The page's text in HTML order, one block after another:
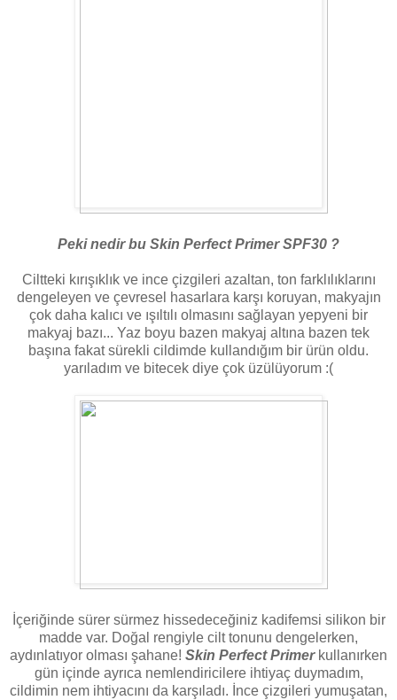
Peki nedir bu Skin Perfect Primer SPF30 ?
Ciltteki kırışıklık ve ince çizgileri azaltan, ton farklılıklarını
dengeleyen ve çevresel hasarlara karşı koruyan, makyajın
çok daha kalıcı ve ışıltılı olmasını sağlayan yepyeni bir
makyaj bazı... Yaz boyu bazen makyaj altına bazen tek
başına fakat sürekli cildimde kullandığım bir ürün oldu.
yarıladım ve bitecek diye çok üzülüyorum :(
İçeriğinde sürer sürmez hissedeceğiniz kadifemsi silikon bir
madde var. Doğal rengiyle cilt tonunu dengelerken,
aydınlatıyor olması şahane! Skin Perfect Primerkullanırken
gün içinde ayrıca nemlendiricilere ihtiyaç duymadım,
cildimin nem ihtiyacını da karşıladı. İnce çizgileri yumuşatan,